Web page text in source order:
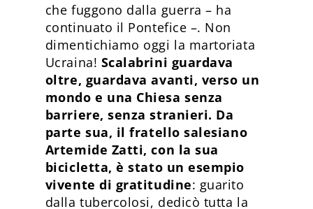
che fuggono dalla guerra – ha
continuato il Pontefice –. Non
dimentichiamo oggi la martoriata
Ucraina! Scalabrini guardava
oltre, guardava avanti, verso un
mondo e una Chiesa senza
barriere, senza stranieri. Da
parte sua, il fratello salesiano
Artemide Zatti, con la sua
bicicletta, è stato un esempio
vivente di gratitudine: guarito
dalla tubercolosi, dedicò tutta la